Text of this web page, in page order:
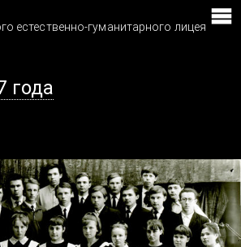
естественно-гуманитарного лицея
года